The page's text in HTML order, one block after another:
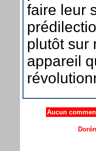
faire leur
plutôt sur
appareil
Aucun